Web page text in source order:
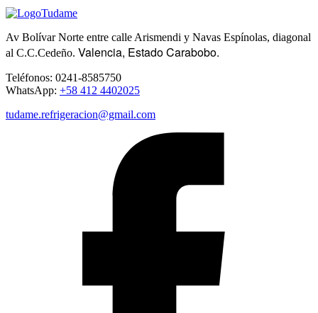
Av Bolívar Norte entre calle Arismendi y Navas Espínolas, diagonal
al C.C.Cedeño. Valencia, Estado Carabobo.
Teléfonos: 0241-8585750
WhatsApp: +58 412 4402025
tudame.refrigeracion@gmail.com